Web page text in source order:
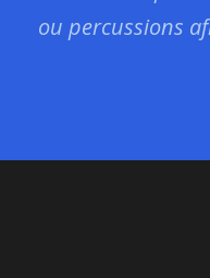
ou percussions